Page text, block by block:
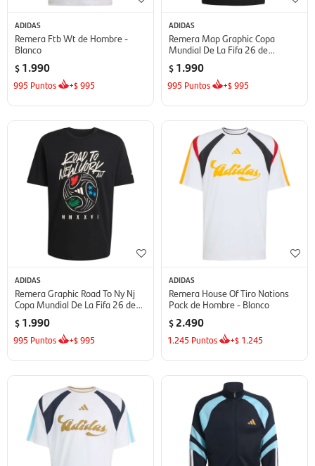
ADIDAS
Remera Ftb Wt de Hombre -
Blanco
$ 1.990
995 Puntos +$995
ADIDAS
Remera Map Graphic Copa
Mundial De La Fifa 26 de
$ 1.990
995 Puntos +$995
ADIDAS
Remera Graphic Road To Ny Nj
Copa Mundial De La Fifa 26 de
Hombre - Negro
$ 1.990
995 Puntos +$995
ADIDAS
Remera House Of Tiro Nations
Pack de Hombre - Blanco
$ 2.490
1.245 Puntos +$ 1.245